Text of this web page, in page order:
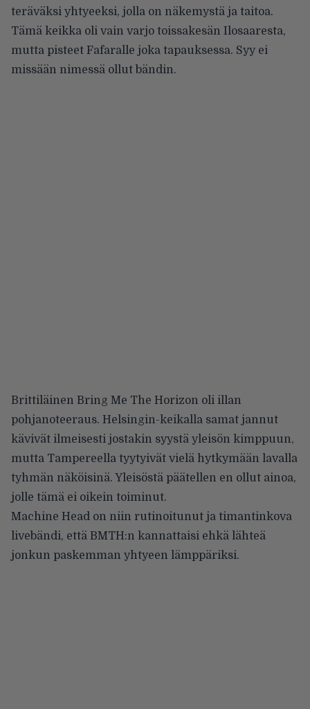
teräväksi yhtyeeksi, jolla on näkemystä ja taitoa.
Tämä keikka oli vain varjo toissakesän Ilosaaresta,
mutta pisteet Fafaralle joka tapauksessa. Syy ei
missään nimessä ollut bändin.
Brittiläinen Bring Me The Horizon oli illan
pohjanoteeraus. Helsingin-keikalla samat jannut
kävivät ilmeisesti jostakin syystä yleisön kimppuun,
mutta Tampereella tyytyivät vielä hytkymään lavalla
tyhmän näköisinä. Yleisöstä päätellen en ollut ainoa,
jolle tämä ei oikein toiminut.
Machine Head on niin rutinoitunut ja timantinkova
livebändi, että BMTH:n kannattaisi ehkä lähteä
jonkun paskemman yhtyeen lämppäriksi.